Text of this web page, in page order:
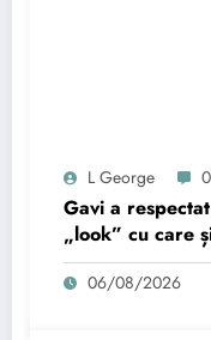
L George 0
Gavi a
„look” cu care
Barcelona
06/08/2026